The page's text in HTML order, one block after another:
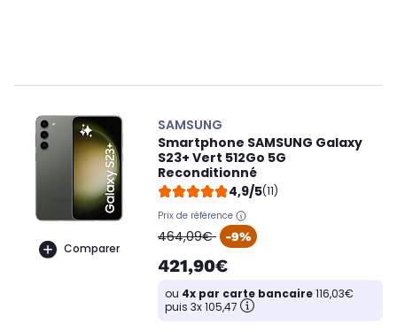
Comparer
SAMSUNG
Smartphone SAMSUNG Galaxy
S23+ Vert 512Go 5G
Reconditionné
4,9/5(11)
Prix de référence
oldPrice
464,09€ -9%
421,90€
ou 4x par carte bancaire116,03€
puis 3x 105,47